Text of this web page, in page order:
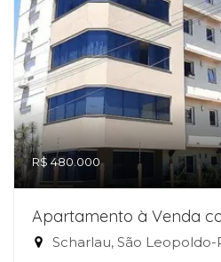
R$ 480.000
Apartamento à Venda
Scharlau, São Leopoldo-